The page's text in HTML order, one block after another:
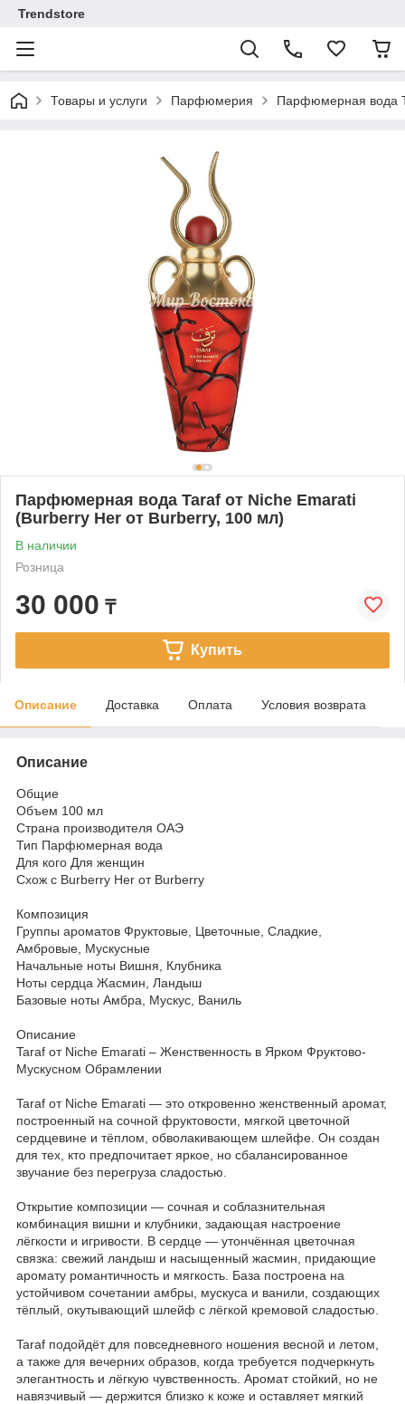
Trendstore
Товары и услуги Парфюмерия Парфюмерная вода
Парфюмерная вода Taraf от Niche Emarati
(Burberry Her от Burberry, 100 мл)
В наличии
Розница
30 000 ₸
Купить
Описание Доставка Оплата Условия возврата
Описание
Общие
Объем 100 мл
Страна производителя ОАЭ
Тип Парфюмерная вода
Для кого Для женщин
Схож с Burberry Her от Burberry
Композиция
Группы ароматов Фруктовые, Цветочные, Сладкие,
Амбровые, Мускусные
Начальные ноты Вишня, Клубника
Ноты сердца Жасмин, Ландыш
Базовые ноты Амбра, Мускус, Ваниль
Описание
Taraf от Niche Emarati – Женственность в Ярком Фруктово-
Мускусном Обрамлении
Taraf от Niche Emarati — это откровенно женственный аромат,
построенный на сочной фруктовости, мягкой цветочной
сердцевине и тёплом, обволакивающем шлейфе. Он создан
для тех, кто предпочитает яркое, но сбалансированное
звучание без перегруза сладостью.
Открытие композиции — сочная и соблазнительная
комбинация вишни и клубники, задающая настроение
лёгкости и игривости. В сердце — утончённая цветочная
связка: свежий ландыш и насыщенный жасмин, придающие
аромату романтичность и мягкость. База построена на
устойчивом сочетании амбры, мускуса и ванили, создающих
тёплый, окутывающий шлейф с лёгкой кремовой сладостью.
Taraf подойдёт для повседневного ношения весной и летом,
а также для вечерних образов, когда требуется подчеркнуть
элегантность и лёгкую чувственность. Аромат стойкий, но не
навязчивый — держится близко к коже и оставляет мягкий